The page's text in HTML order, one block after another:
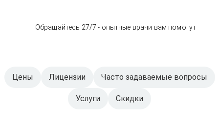
Обращайтесь 27/7 - опытные врачи вам помогут
Цены Лицензии Часто задаваемые вопросы
Услуги Скидки